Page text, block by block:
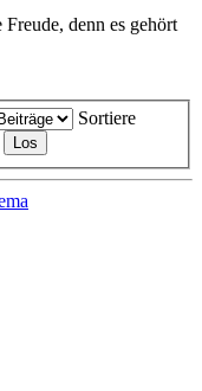
denn es gehört
Sortiere